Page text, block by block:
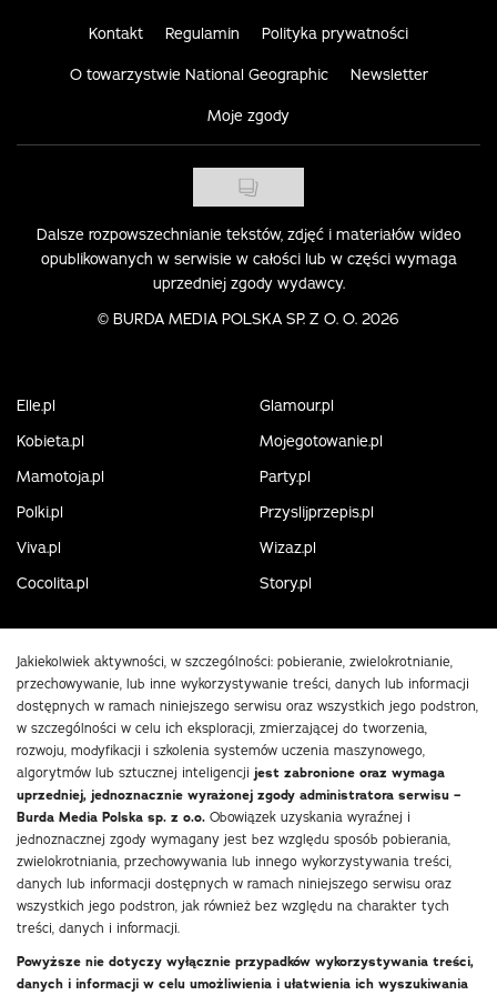
Kontakt Regulamin Polityka prywatności
O towarzystwie National Geographic Newsletter
Moje zgody
Dalsze rozpowszechnianie tekstów, zdjęć i materiałów wideo
opublikowanych w serwisie w całości lub w części wymaga
uprzedniej zgody wydawcy.
© BURDA MEDIA POLSKA SP. Z O. O. 2026
Elle.pl
Glamour.pl
Kobieta.pl
Mojegotowanie.pl
Mamotoja.pl
Party.pl
Polki.pl
Przyslijprzepis.pl
Viva.pl
Wizaz.pl
Cocolita.pl
Story.pl
Jakiekolwiek aktywności, w szczególności: pobieranie, zwielokrotnianie,
przechowywanie, lub inne wykorzystywanie treści, danych lub informacji
dostępnych w ramach niniejszego serwisu oraz wszystkich jego podstron,
w szczególności w celu ich eksploracji, zmierzającej do tworzenia,
rozwoju, modyfikacji i szkolenia systemów uczenia maszynowego,
algorytmów lub sztucznej inteligencji jest zabronione oraz wymaga
uprzedniej, jednoznacznie wyrażonej zgody administratora serwisu –
Burda Media Polska sp. z o.o. Obowiązek uzyskania wyraźnej i
jednoznacznej zgody wymagany jest bez względu sposób pobierania,
zwielokrotniania, przechowywania lub innego wykorzystywania treści,
danych lub informacji dostępnych w ramach niniejszego serwisu oraz
wszystkich jego podstron, jak również bez względu na charakter tych
treści, danych i informacji.
Powyższe nie dotyczy wyłącznie przypadków wykorzystywania treści,
danych i informacji w celu umożliwienia i ułatwienia ich wyszukiwania